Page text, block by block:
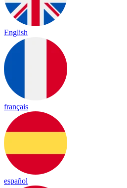
English
français
español